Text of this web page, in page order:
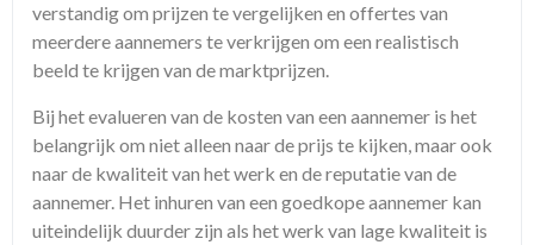
verstandig om prijzen te vergelijken en offertes van
meerdere aannemers te verkrijgen om een realistisch
beeld te krijgen van de marktprijzen.
Bij het evalueren van de kosten van een aannemer is het
belangrijk om niet alleen naar de prijs te kijken, maar ook
naar de kwaliteit van het werk en de reputatie van de
aannemer. Het inhuren van een goedkope aannemer kan
uiteindelijk duurder zijn als het werk van lage kwaliteit is